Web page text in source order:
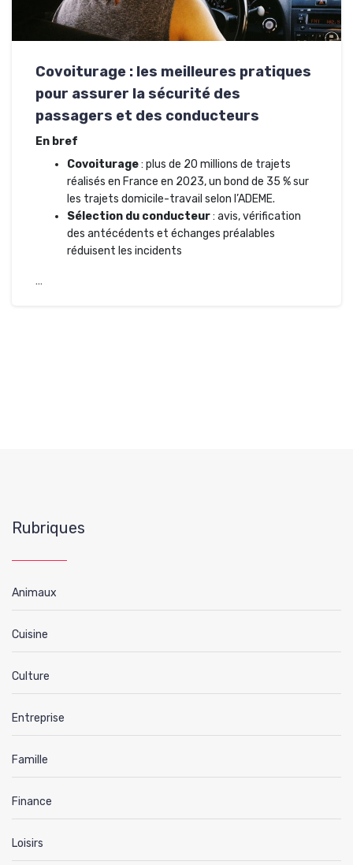
Covoiturage : les meilleures pratiques
pour assurer la sécurité des
passagers et des conducteurs
En bref
Covoiturage: plus de 20 millions de trajets
réalisés en France en 2023, un bond de 35 % sur
les trajets domicile-travail selon l’ADEME.
Sélection du conducteur: avis, vérification
des antécédents et échanges préalables
réduisent les incidents
…
Rubriques
Animaux
Cuisine
Culture
Entreprise
Famille
Finance
Loisirs